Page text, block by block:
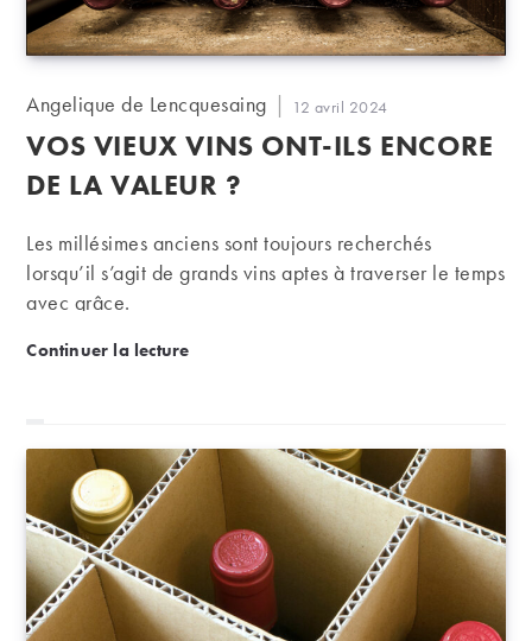
Auteur/autrice
la
publication :
Angelique de Lencquesaing
Publication
publiée :
12 avril 2024
VOS VIEUX VINS ONT-ILS ENCORE
DE LA VALEUR ?
Les millésimes anciens sont toujours recherchés
lorsqu’il s’agit de grands vins aptes à traverser le temps
avec grâce.
Continuer la lectureVos vieux vins ont-ils encore de la valeur ?